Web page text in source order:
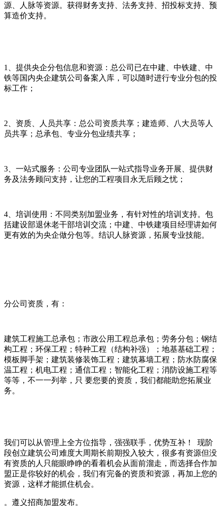
源、人脉等资源。获得财务支持、法务支持、招投标支持、预
算造价支持。
1、提供央企分包信息和资源：总公司已在中建、中铁建、中
铁等国内央企建筑公司备案入库，可以随时进行专业分包的投
标工作；
2、资质、人员共享：总公司资质共享；建造师、八大员等人
员共享；总承包、专业分包业绩共享；
3、一站式服务：公司专业团队一站式指导业务开展、提供财
务及法务顾问支持，让您的工程项目永无后顾之忧；
4、培训使用：不同类别加盟业务，有针对性的培训支持。包
括建设部退休老干部培训交流；中建、中铁建项目经理讲如何
更有效的为央企做分包等。结识人脉资源，拓展专业技能。
分公司资质，有：
建筑工程施工总承包；市政公用工程总承包；劳务分包；钢结
构工程；环保工程；特种工程（结构补强）；地基基础工程；
模板脚手架；建筑装修装饰工程；建筑幕墙工程；防水防腐保
温工程；机电工程；通信工程；智能化工程；消防设施工程等
等等，不一一列举，只 要您要的资质，我们都能助您拓展业
务。
我们可以从管理上全方位指导，强强联手，优势互补！ 现阶
段创立建筑公司难度大周期长前期投入较大，很多有资源但没
有资质的人只能眼睁睁的看着机会从面前溜走，而选择合作加
盟正是你较好的机会，我们有完备的资质和资源，再加上您的
资源，这样才能抓住机会。
。遵义招商加盟发布。